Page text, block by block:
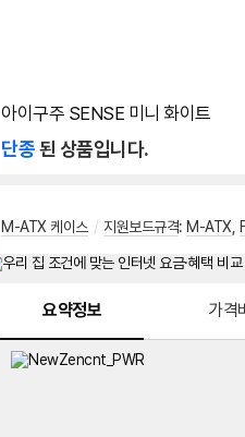
아이구주 SENSE 미니 화이트
단종된 상품입니다.
M-ATX 케이스 / 지원보드규격: M-ATX
요약정보 가격